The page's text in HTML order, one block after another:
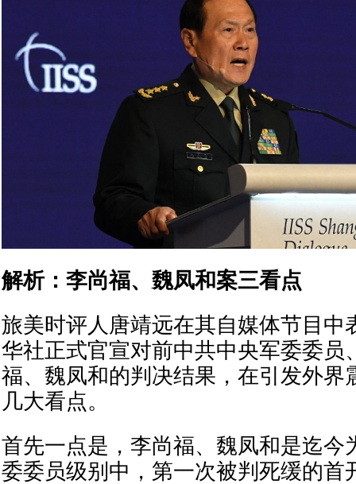
解析：李尚福、魏凤和案三看点
旅美时评人唐靖远在其自媒体节目中
华社正式官宣对前中共中央军委委员
福、魏凤和的判决结果，在引发外界
几大看点。
首先一点是，李尚福、魏凤和是迄今
委委员级别中，第一次被判死缓的首